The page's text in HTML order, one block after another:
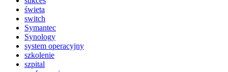
świeta
switch
Symantec
Synology
system operacyjny
szkolenie
szpital